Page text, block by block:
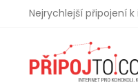
Nejrychlejší připojení